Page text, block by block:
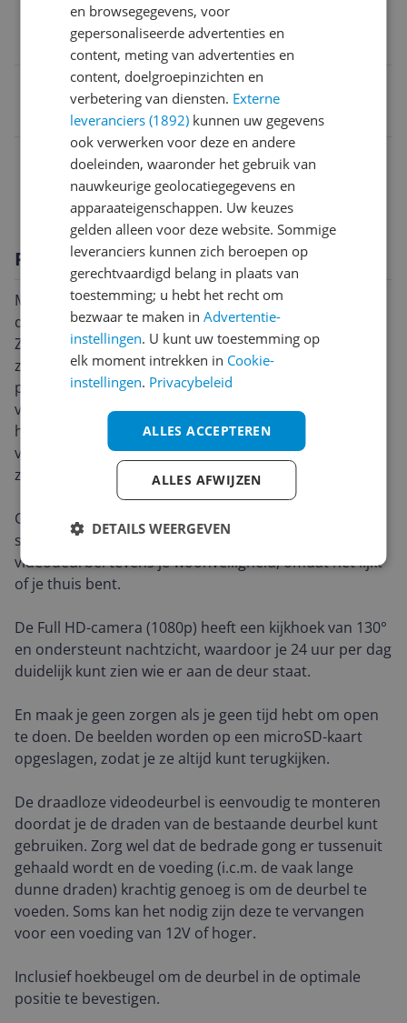
Draadloos
5412810311323
Functies
Technisch
Productomschrijving
Met deze Nedis SmartLife videodeurbel weet je altijd
dat er iemand aan de deur staat, waar je zelf ook bent.
Zodra je bezoek aanbelt of, dankzij bewegingsdetectie,
zelfs maar de voordeur nadert, ontvang je een
pushbericht op je smartphone. Je kunt vervolgens een
videogesprek starten. Vraag bijvoorbeeld de koerier
het pakketje bij de buren af te leveren of meld die
verkoper dat je geen interesse hebt - en dat alles
zonder de deur te openen.
Gezien je van waar ook ter wereld kunt reageren als je
smartphone internetverbinding heeft, vergroot deze
videodeurbel tevens je woonveiligheid, omdat het lijkt
of je thuis bent.
De Full HD-camera (1080p) heeft een kijkhoek van 130°
en ondersteunt nachtzicht, waardoor je 24 uur per dag
duidelijk kunt zien wie er aan de deur staat.
En maak je geen zorgen als je geen tijd hebt om open
te doen. De beelden worden op een microSD-kaart
opgeslagen, zodat je ze altijd kunt terugkijken.
De draadloze videodeurbel is eenvoudig te monteren
doordat je de draden van de bestaande deurbel kunt
gebruiken. Zorg wel dat de bedrade gong er tussenuit
gehaald wordt en de voeding (i.c.m. de vaak lange
dunne draden) krachtig genoeg is om de deurbel te
voeden. Soms kan het nodig zijn deze te vervangen
voor een voeding van 12V of hoger.
Inclusief hoekbeugel om de deurbel in de optimale
positie te bevestigen.
en browsegegevens, voor
gepersonaliseerde advertenties en
content, meting van advertenties en
content, doelgroepinzichten en
verbetering van diensten. Externe
leveranciers (1892) kunnen uw gegevens
ook verwerken voor deze en andere
doeleinden, waaronder het gebruik van
nauwkeurige geolocatiegegevens en
apparaateigenschappen. Uw keuzes
gelden alleen voor deze website. Sommige
leveranciers kunnen zich beroepen op
gerechtvaardigd belang in plaats van
toestemming; u hebt het recht om
bezwaar te maken inAdvertentie-
instellingen. U kunt uw toestemming op
elk moment intrekken in Cookie-
instellingen. Privacybeleid
ALLES ACCEPTEREN
ALLES AFWIJZEN
DETAILS WEERGEVEN